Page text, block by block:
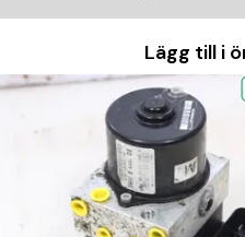
Lägg till i